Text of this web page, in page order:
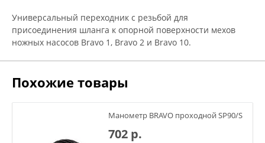
Универсальный переходник с резьбой для
присоединения шланга к опорной поверхности мехов
ножных насосов Bravo 1, Bravo 2 и Bravo 10.
Похожие товары
Манометр BRAVO проходной SP90/S
702 р.